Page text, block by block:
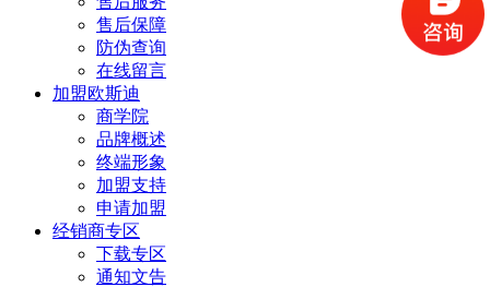
售后保障
防伪查询
在线留言
加盟欧斯迪
商学院
品牌概述
终端形象
加盟支持
申请加盟
经销商专区
下载专区
通知文告